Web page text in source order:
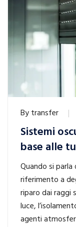
Bytransfer
Sistemi
base alle
Quando si
riferimento a
riparo dai raggi
luce,
agenti